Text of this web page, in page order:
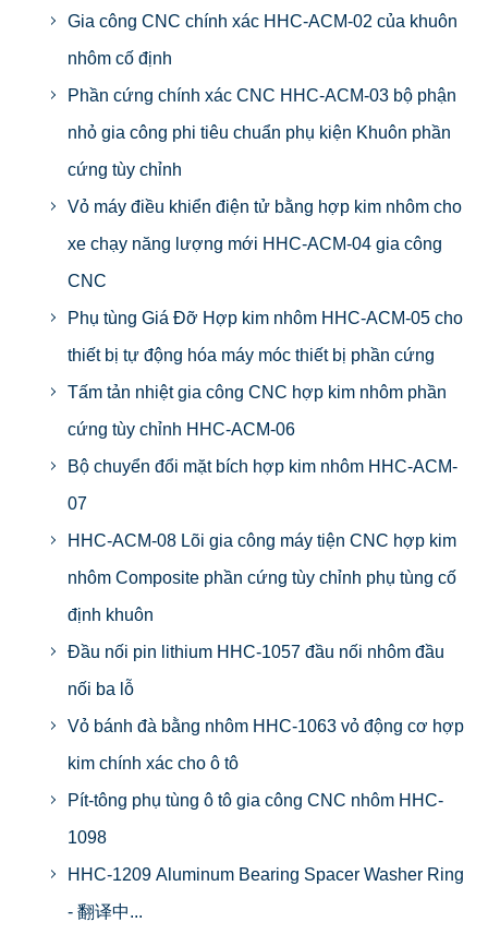
Gia công CNC chính xác HHC-ACM-02 của khuôn
nhôm cố định
Phần cứng chính xác CNC HHC-ACM-03 bộ phận
nhỏ gia công phi tiêu chuẩn phụ kiện Khuôn phần
cứng tùy chỉnh
Vỏ máy điều khiển điện tử bằng hợp kim nhôm cho
xe chạy năng lượng mới HHC-ACM-04 gia công
CNC
Phụ tùng Giá Đỡ Hợp kim nhôm HHC-ACM-05 cho
thiết bị tự động hóa máy móc thiết bị phần cứng
Tấm tản nhiệt gia công CNC hợp kim nhôm phần
cứng tùy chỉnh HHC-ACM-06
Bộ chuyển đổi mặt bích hợp kim nhôm HHC-ACM-
07
HHC-ACM-08 Lõi gia công máy tiện CNC hợp kim
nhôm Composite phần cứng tùy chỉnh phụ tùng cố
định khuôn
Đầu nối pin lithium HHC-1057 đầu nối nhôm đầu
nối ba lỗ
Vỏ bánh đà bằng nhôm HHC-1063 vỏ động cơ hợp
kim chính xác cho ô tô
Pít-tông phụ tùng ô tô gia công CNC nhôm HHC-
1098
HHC-1209 Aluminum Bearing Spacer Washer Ring
- 翻译中...